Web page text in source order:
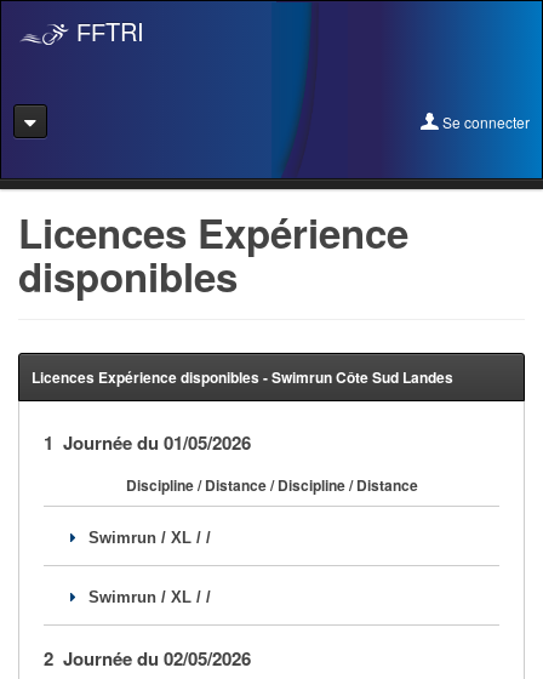
FFTRI
Se connecter
Pass Rentrée Bougez/Club
Se former
FAQ
Licences Expérience
disponibles
Licences Expérience disponibles - Swimrun Côte Sud Landes
1 Journée du 01/05/2026
Discipline / Distance / Discipline / Distance
Swimrun / XL / /
Swimrun / XL / /
2 Journée du 02/05/2026